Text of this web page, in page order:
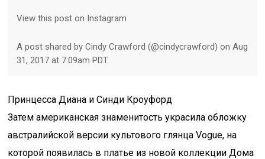
View this post on Instagram
A post shared by Cindy Crawford (@cindycrawford) on Aug
31, 2017 at 7:09am PDT
Принцесса Диана и Синди Кроуфорд
Затем американская знаменитость украсила обложку
австралийской версии культового глянца Vogue, на
которой появилась в платье из новой коллекции Дома